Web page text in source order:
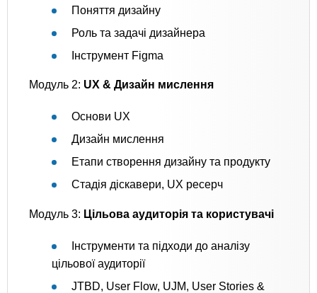
Поняття дизайну
Роль та задачі дизайнера
Інструмент Figma
Модуль 2: UX & Дизайн мислення
Основи UX
Дизайн мислення
Етапи створення дизайну та продукту
Стадія діскавери, UX ресерч
Модуль 3: Цільова аудиторія та користувачі
Інструменти та підходи до аналізу
цільової аудиторії
JTBD, User Flow, UJM, User Stories &